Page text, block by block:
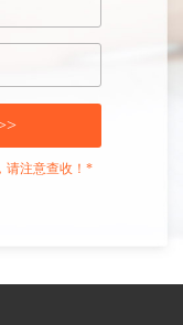
请注意查收！*